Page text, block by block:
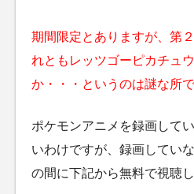
期間限定とありますが、第
れともレッツゴーピカチュ
か・・・というのは謎な所で
ポケモンアニメを録画して
いわけですが、録画してい
の間に下記から無料で視聴